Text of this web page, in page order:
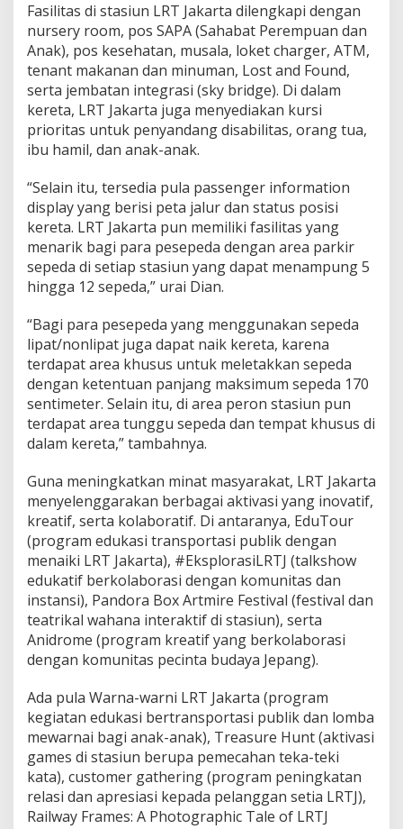
Fasilitas di stasiun LRT Jakarta dilengkapi dengan
nursery room, pos SAPA (Sahabat Perempuan dan
Anak), pos kesehatan, musala, loket charger, ATM,
tenant makanan dan minuman, Lost and Found,
serta jembatan integrasi (sky bridge). Di dalam
kereta, LRT Jakarta juga menyediakan kursi
prioritas untuk penyandang disabilitas, orang tua,
ibu hamil, dan anak-anak.
“Selain itu, tersedia pula passenger information
display yang berisi peta jalur dan status posisi
kereta. LRT Jakarta pun memiliki fasilitas yang
menarik bagi para pesepeda dengan area parkir
sepeda di setiap stasiun yang dapat menampung 5
hingga 12 sepeda,” urai Dian.
“Bagi para pesepeda yang menggunakan sepeda
lipat/nonlipat juga dapat naik kereta, karena
terdapat area khusus untuk meletakkan sepeda
dengan ketentuan panjang maksimum sepeda 170
sentimeter. Selain itu, di area peron stasiun pun
terdapat area tunggu sepeda dan tempat khusus di
dalam kereta,” tambahnya.
Guna meningkatkan minat masyarakat, LRT Jakarta
menyelenggarakan berbagai aktivasi yang inovatif,
kreatif, serta kolaboratif. Di antaranya, EduTour
(program edukasi transportasi publik dengan
menaiki LRT Jakarta), #EksplorasiLRTJ (talkshow
edukatif berkolaborasi dengan komunitas dan
instansi), Pandora Box Artmire Festival (festival dan
teatrikal wahana interaktif di stasiun), serta
Anidrome (program kreatif yang berkolaborasi
dengan komunitas pecinta budaya Jepang).
Ada pula Warna-warni LRT Jakarta (program
kegiatan edukasi bertransportasi publik dan lomba
mewarnai bagi anak-anak), Treasure Hunt (aktivasi
games di stasiun berupa pemecahan teka-teki
kata), customer gathering (program peningkatan
relasi dan apresiasi kepada pelanggan setia LRTJ),
Railway Frames: A Photographic Tale of LRTJ